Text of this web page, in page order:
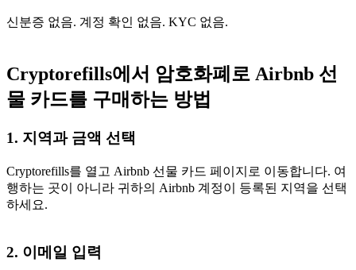
신분증 없음. 계정 확인 없음. KYC 없음.
Cryptorefills에서 암호화폐로 Airbnb 선
물 카드를 구매하는 방법
1. 지역과 금액 선택
Cryptorefills를 열고 Airbnb 선물 카드 페이지로 이동합니다. 여
행하는 곳이 아니라 귀하의 Airbnb 계정이 등록된 지역을 선택
하세요.
2. 이메일 입력